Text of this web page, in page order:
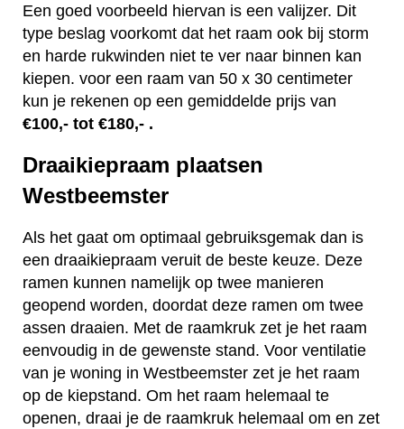
Een goed voorbeeld hiervan is een valijzer. Dit
type beslag voorkomt dat het raam ook bij storm
en harde rukwinden niet te ver naar binnen kan
kiepen. voor een raam van 50 x 30 centimeter
kun je rekenen op een gemiddelde prijs van
€100,- tot €180,- .
Draaikiepraam plaatsen
Westbeemster
Als het gaat om optimaal gebruiksgemak dan is
een draaikiepraam veruit de beste keuze. Deze
ramen kunnen namelijk op twee manieren
geopend worden, doordat deze ramen om twee
assen draaien. Met de raamkruk zet je het raam
eenvoudig in de gewenste stand. Voor ventilatie
van je woning in Westbeemster zet je het raam
op de kiepstand. Om het raam helemaal te
openen, draai je de raamkruk helemaal om en zet